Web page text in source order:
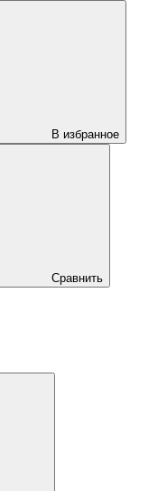
В избранное
Сравнить